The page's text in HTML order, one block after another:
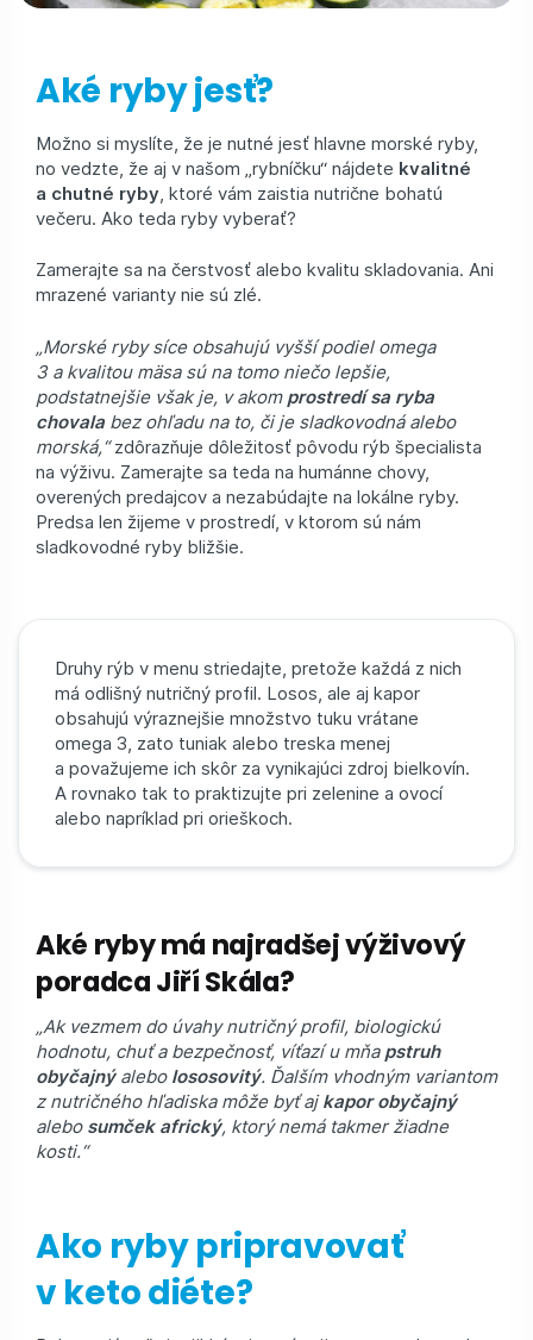
Aké ryby jesť?
Možno si myslíte, že je nutné jesť hlavne morské ryby,
no vedzte, že aj v našom „rybníčku“ nájdete kvalitné
a chutné ryby , ktoré vám zaistia nutrične bohatú
večeru. Ako teda ryby vyberať?
Zamerajte sa na čerstvosť alebo kvalitu skladovania. Ani
mrazené varianty nie sú zlé.
„Morské ryby síce obsahujú vyšší podiel omega
3 a kvalitou mäsa sú na tomo niečo lepšie,
podstatnejšie však je, v akom prostredí sa ryba
chovala bez ohľadu na to, či je sladkovodná alebo
morská,“zdôrazňuje dôležitosť pôvodu rýb špecialista
na výživu. Zamerajte sa teda na humánne chovy,
overených predajcov a nezabúdajte na lokálne ryby.
Predsa len žijeme v prostredí, v ktorom sú nám
sladkovodné ryby bližšie.
Druhy rýb v menu striedajte, pretože každá z nich
má odlišný nutričný profil. Losos, ale aj kapor
obsahujú výraznejšie množstvo tuku vrátane
omega 3, zato tuniak alebo treska menej
a považujeme ich skôr za vynikajúci zdroj bielkovín.
A rovnako tak to praktizujte pri zelenine a ovocí
alebo napríklad pri orieškoch.
Aké ryby má najradšej výživový
poradca Jiří Skála?
„Ak vezmem do úvahy nutričný profil, biologickú
hodnotu, chuť a bezpečnosť, víťazí u mňa pstruh
obyčajnýalebo lososovitý. Ďalším vhodným variantom
z nutričného hľadiska môže byť ajkapor obyčajný
alebo sumček africký, ktorý nemá takmer žiadne
kosti.“
Ako ryby pripravovať
v keto diéte?